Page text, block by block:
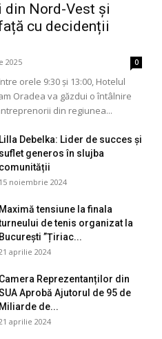
din Nord-Vest și
cu decidenții
2025 0
orele 9:30 și 13:00, Hotelul
Oradea va găzdui o întâlnire
din regiunea...
Lilla Debelka: Lider de succes și
suflet generos în slujba
comunității
15 noiembrie 2024
Maximă tensiune la finala
de tenis organizat la
București ”Țiriac...
aprilie 2024
Camera Reprezentanților din
Aprobă Ajutorul de 95 de
Miliarde de...
aprilie 2024